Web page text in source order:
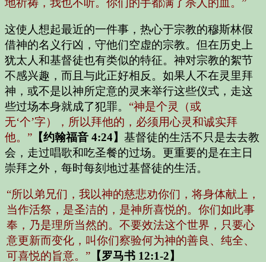
地祈祷，我也不听。你们的手都满了杀人的血。”
这使人想起最近的一件事，热心于宗教的穆斯林假
借神的名义行凶，守他们空虚的宗教。但在历史上
犹太人和基督徒也有类似的特征。神对宗教的絮节
不感兴趣，而且与此正好相反。如果人不在灵里拜
神，或不是以神所定意的灵来举行这些仪式，走这
些过场本身就成了犯罪。 “神是个灵（或
无‘个’字），所以拜他的，必须用心灵和诚实拜
他。” 【约翰福音 4:24】 基督徒的生活不只是去去教
会，走过唱歌和吃圣餐的过场。更重要的是在主日
崇拜之外，每时每刻地过基督徒的生活。
“所以弟兄们，我以神的慈悲劝你们，将身体献上，
当作活祭，是圣洁的，是神所喜悦的。你们如此事
奉，乃是理所当然的。不要效法这个世界，只要心
意更新而变化，叫你们察验何为神的善良、纯全、
可喜悦的旨意。” 【罗马书 12:1-2】